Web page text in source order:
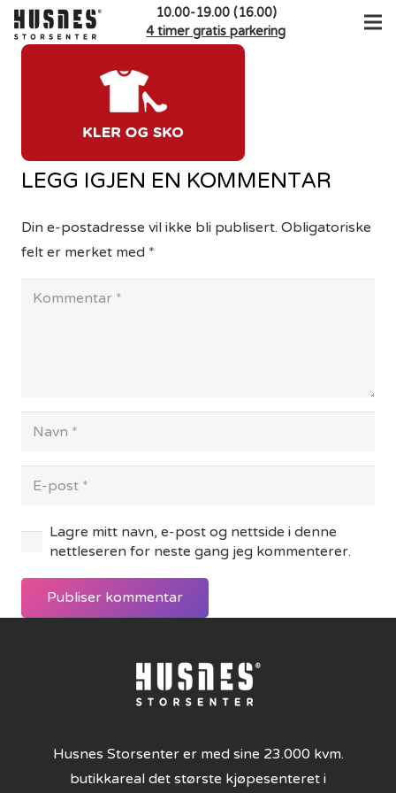
10.00-19.00 (16.00)
4 timer gratis parkering
LEGG IGJEN EN KOMMENTAR
Din e-postadresse vil ikke bli publisert. Obligatoriske
felt er merket med *
Lagre mitt navn, e-post og nettside i denne
nettleseren for neste gang jeg kommenterer.
Publiser kommentar
Husnes Storsenter er med sine 23.000 kvm.
butikkareal det største kjøpesenteret i